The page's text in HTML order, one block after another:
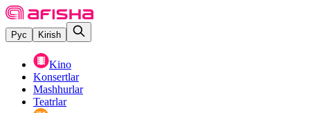
Рус Kirish
Kino
Konsertlar
Mashhurlar
Teatrlar